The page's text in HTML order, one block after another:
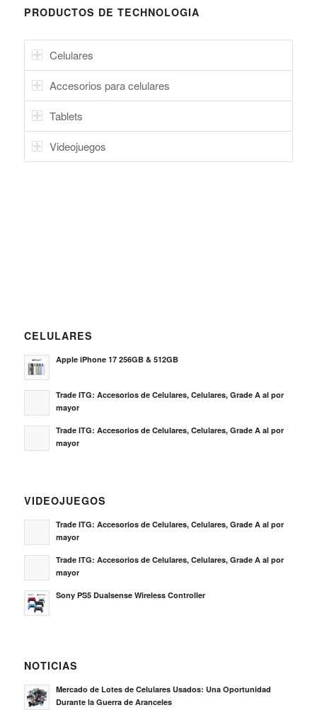
PRODUCTOS DE TECHNOLOGIA
Celulares
Accesorios para celulares
Tablets
Videojuegos
CELULARES
Apple iPhone 17 256GB & 512GB
Trade ITG: Accesorios de Celulares, Celulares, Grade A al por
mayor
Trade ITG: Accesorios de Celulares, Celulares, Grade A al por
mayor
VIDEOJUEGOS
Trade ITG: Accesorios de Celulares, Celulares, Grade A al por
mayor
Trade ITG: Accesorios de Celulares, Celulares, Grade A al por
mayor
Sony PS5 Dualsense Wireless Controller
NOTICIAS
Mercado de Lotes de Celulares Usados: Una Oportunidad
Durante la Guerra de Aranceles